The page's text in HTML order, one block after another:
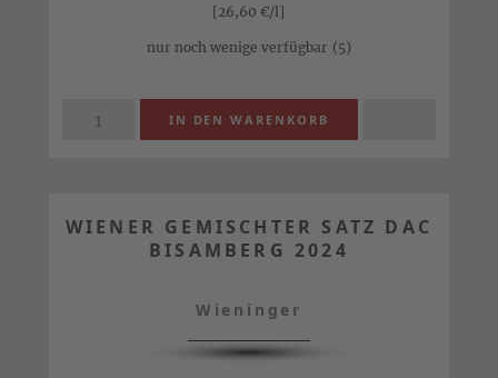
[26,60€/l]
nur noch wenige verfügbar (5)
WIENER GEMISCHTER SATZ DAC
BISAMBERG 2024
Wieninger